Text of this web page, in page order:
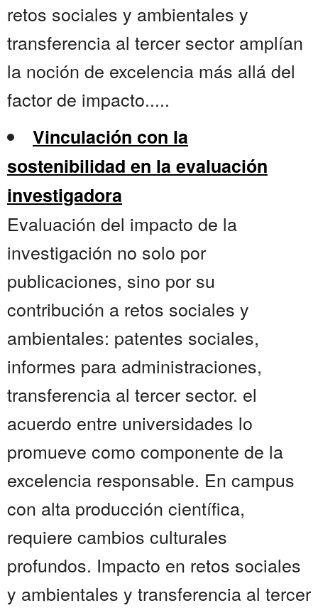
retos sociales y ambientales y
transferencia al tercer sector amplían
la noción de excelencia más allá del
factor de impacto.....
Vinculación con la
sostenibilidad en la evaluación
investigadora
Evaluación del impacto de la
investigación no solo por
publicaciones, sino por su
contribución a retos sociales y
ambientales: patentes sociales,
informes para administraciones,
transferencia al tercer sector. el
acuerdo entre universidades lo
promueve como componente de la
excelencia responsable. En campus
con alta producción científica,
requiere cambios culturales
profundos. Impacto en retos sociales
y ambientales y transferencia al tercer